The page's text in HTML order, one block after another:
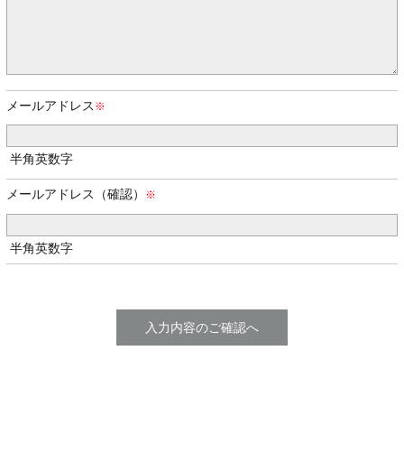
メールアドレス
半角英数字
メールアドレス（確認）
半角英数字